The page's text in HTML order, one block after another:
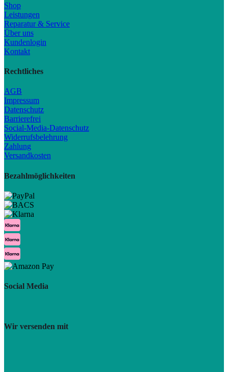
Shop
Leistungen
Reparatur & Service
Über uns
Kundenlogin
Kontakt
Rechtliches
AGB
Impressum
Datenschutz
Barrierefrei
Social-Media-Datenschutz
Widerrufsbelehrung
Zahlung
Versandkosten
Bezahlmöglichkeiten
Social Media
Wir versenden mit